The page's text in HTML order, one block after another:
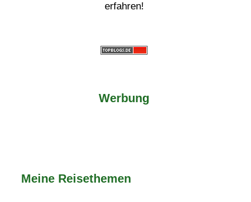
erfahren!
Werbung
Meine Reisethemen